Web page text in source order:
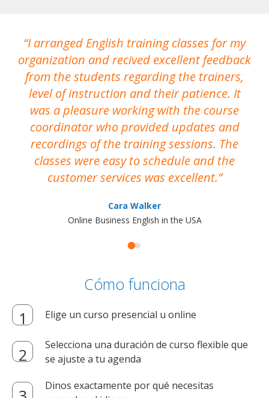
I arranged English training classes for my
organization and recived excellent feedback
from the students regarding the trainers,
level of instruction and their patience. It
was a pleasure working with the course
coordinator who provided updates and
recordings of the training sessions. The
classes were easy to schedule and the
customer services was excellent.
Cara Walker
Online Business English in the USA
Cómo funciona
Elige un curso presencial u online
Selecciona una duración de curso flexible que
se ajuste a tu agenda
Dinos exactamente por qué necesitas